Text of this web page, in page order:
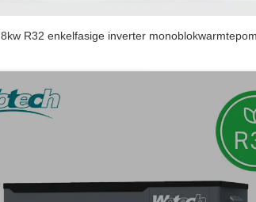
8kw R32 enkelfasige inverter